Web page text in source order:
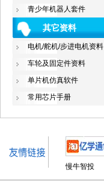
青少年机器人套件
其它资料
电机/舵机/步进电机资料
车轮及固定件资料
单片机仿真软件
常用芯片手册
慢牛智投